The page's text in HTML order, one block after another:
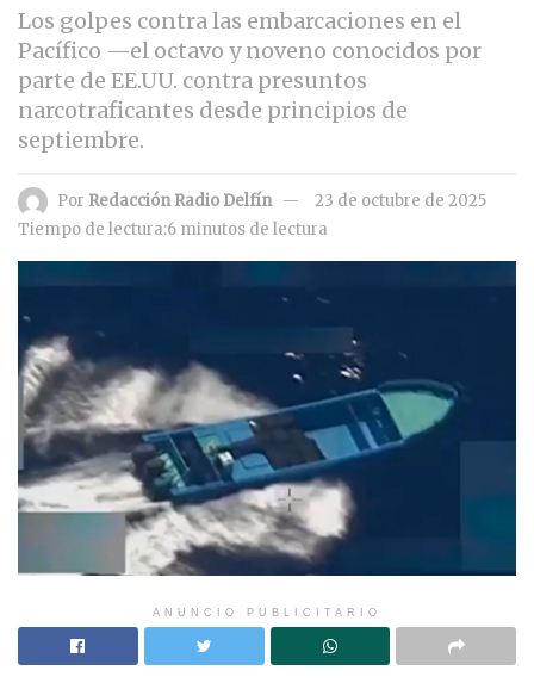
Los golpes contra las embarcaciones en el
Pacífico —el octavo y noveno conocidos por
parte de EE.UU. contra presuntos
narcotraficantes desde principios de
septiembre.
Por Redacción Radio Delfín
23 de octubre de 2025
Tiempo de lectura:6 minutos de lectura
ANUNCIO PUBLICITARIO